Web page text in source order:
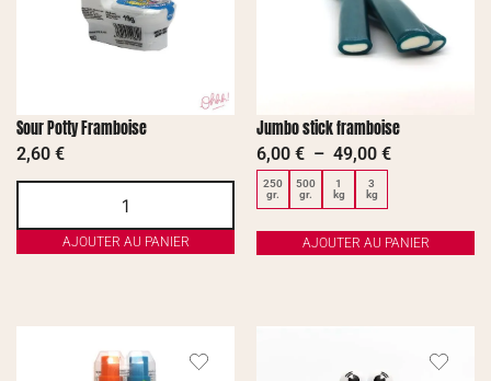
Sour Potty Framboise
2,60 €
AJOUTER AU PANIER
Jumbo stick framboise
6,00 € – 49,00 €
250
gr.
500
gr.
1
kg
3
kg
AJOUTER AU PANIER